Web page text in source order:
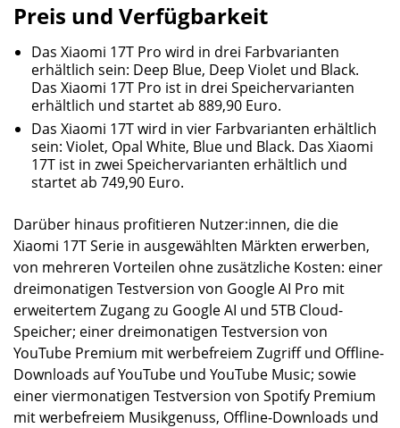
Preis und Verfügbarkeit
Das Xiaomi 17T Pro wird in drei Farbvarianten
erhältlich sein: Deep Blue, Deep Violet und Black.
Das Xiaomi 17T Pro ist in drei Speichervarianten
erhältlich und startet ab 889,90 Euro.
Das Xiaomi 17T wird in vier Farbvarianten erhältlich
sein: Violet, Opal White, Blue und Black. Das Xiaomi
17T ist in zwei Speichervarianten erhältlich und
startet ab 749,90 Euro.
Darüber hinaus profitieren Nutzer:innen, die die
Xiaomi 17T Serie in ausgewählten Märkten erwerben,
von mehreren Vorteilen ohne zusätzliche Kosten: einer
dreimonatigen Testversion von Google AI Pro mit
erweitertem Zugang zu Google AI und 5TB Cloud-
Speicher; einer dreimonatigen Testversion von
YouTube Premium mit werbefreiem Zugriff und Offline-
Downloads auf YouTube und YouTube Music; sowie
einer viermonatigen Testversion von Spotify Premium
mit werbefreiem Musikgenuss, Offline-Downloads und